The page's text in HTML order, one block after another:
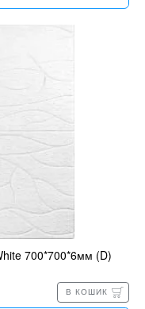
700*700*6мм (D)
В КОШИК